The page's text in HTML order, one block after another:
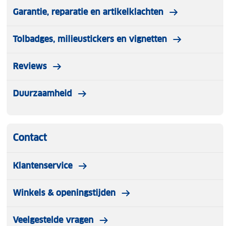
wol je warm. Een mooie bijkomstigheid is dat de wol
van nature geurbestendig is.
Let op kleding mag worden gepast maar niet
worden niet terug genomen.
Garantie, reparatie en artikelklachten
Tolbadges, milieustickers en vignetten
Reviews
Duurzaamheid
Contact
Klantenservice
Winkels & openingstijden
Veelgestelde vragen